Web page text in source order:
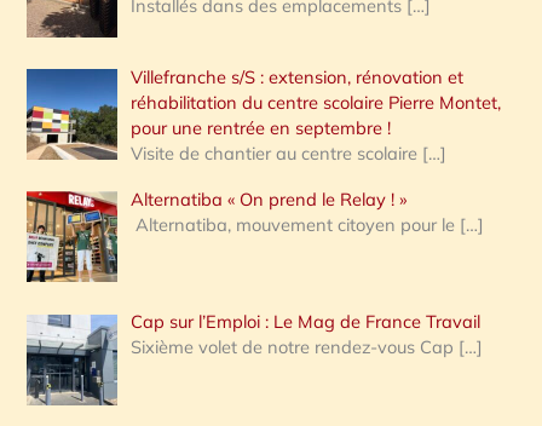
Installés dans des emplacements […]
Villefranche s/S : extension, rénovation et
réhabilitation du centre scolaire Pierre Montet,
pour une rentrée en septembre !
Visite de chantier au centre scolaire […]
Alternatiba « On prend le Relay ! »
Alternatiba, mouvement citoyen pour le […]
Cap sur l’Emploi : Le Mag de France Travail
Sixième volet de notre rendez-vous Cap […]